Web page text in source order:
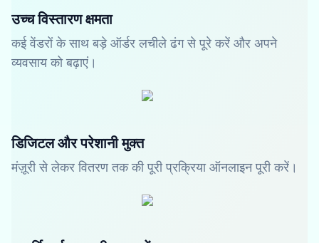
उच्च विस्तारण क्षमता
कई वेंडरों के साथ बड़े ऑर्डर लचीले ढंग से पूरे करें और अपने
व्यवसाय को बढ़ाएं।
डिजिटल और परेशानी मुक्त
मंज़ूरी से लेकर वितरण तक की पूरी प्रक्रिया ऑनलाइन पूरी करें।